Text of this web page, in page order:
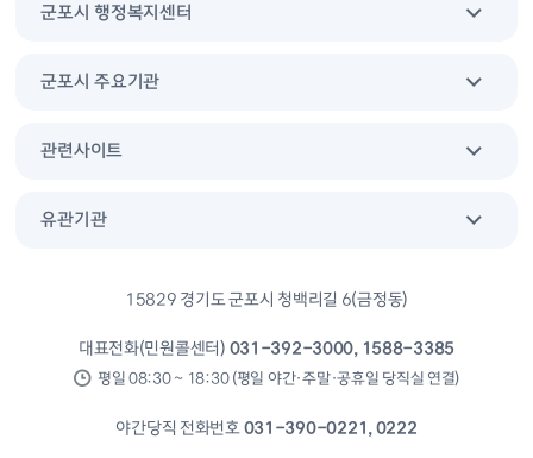
군포시 행정복지센터
군포시 주요기관
관련사이트
유관기관
15829 경기도 군포시 청백리길 6(금정동)
대표전화(민원콜센터) 031-392-3000, 1588-3385
평일 08:30 ~ 18:30 (평일 야간·주말·공휴일 당직실 연결)
야간당직 전화번호031-390-0221, 0222